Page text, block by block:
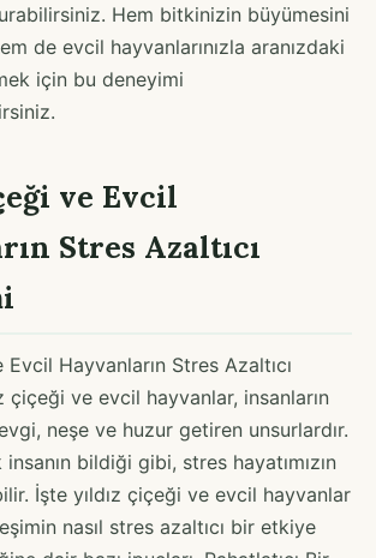
Hem bitkinizin büyümesini
de evcil hayvanlarınızla aranızdaki
için bu deneyimi
ve Evcil
Stres Azaltıcı
Evcil Hayvanların Stres Azaltıcı
çiçeği ve evcil hayvanlar, insanların
neşe ve huzur getiren unsurlardır.
bildiği gibi, stres hayatımızın
İşte yıldız çiçeği ve evcil hayvanlar
nasıl stres azaltıcı bir etkiye